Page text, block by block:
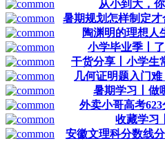
从小到大，
暑期规划怎样制定
陶渊明的理想人
小学毕业季丨
干货分享丨小学生
几何证明题入门
暑期学习丨做
外卖小哥高考
收藏学习
安徽文理科分数线